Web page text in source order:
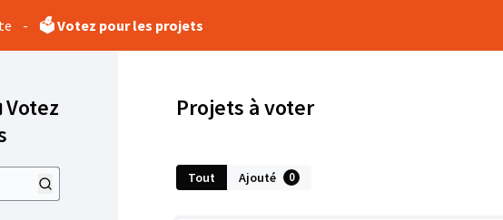
- 🗳️ Votez pour les projets
Projets à voter
Tout Ajouté 0